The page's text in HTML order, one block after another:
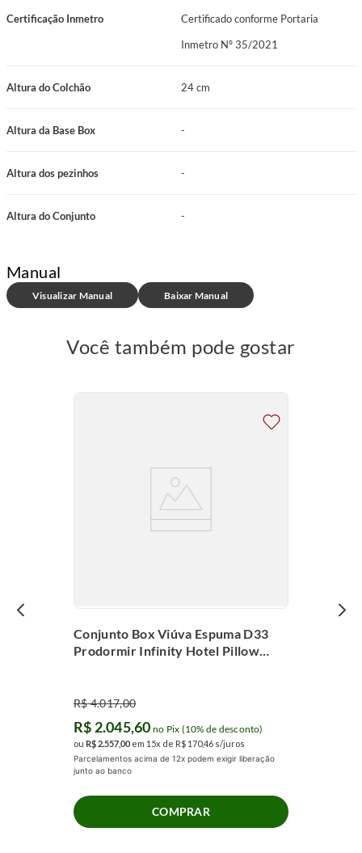
Certificação Inmetro
Certificado conforme Portaria
Inmetro Nº 35/2021
Altura do Colchão 24 cm
Altura da Base Box -
Altura dos pezinhos -
Altura do Conjunto -
Manual
Visualizar Manual Baixar Manual
Você também pode gostar
Conjunto Box Viúva Espuma D33
Prodormir Infinity Hotel Pillow
R$4.017,00
R$ 2.045,60 no Pix (10% de desconto)
ou R$2.55700 em 15x de R$ 170,46 s/juros
Parcelamentos acima de 12x podem exigir liberação
junto ao banco
COMPRAR